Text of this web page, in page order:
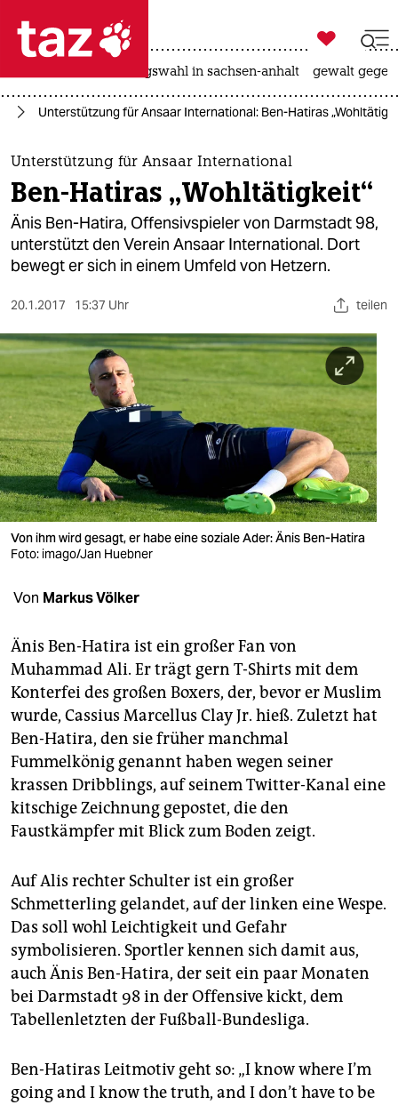
 taz zahl ich
taz zahl ich
themen
politik
öko
gesellschaft
sport
berlin
nord
wahrheit
verlag
verlag
veranstaltungen
fragen & hilfe
unterstützen
abo
genossenschaft
epaper login

taz zahl ich
landtagswahl in sachsen-anhalt gewalt
Unterstützung für Ansaar International: Ben-Hatiras
Unterstützung für Ansaar International
Ben-Hatiras „Wohltätigkeit“
Änis Ben-Hatira, Offensivspieler von Darmstadt 98,
unterstützt den Verein Ansaar International. Dort
bewegt er sich in einem Umfeld von Hetzern.
20.1.2017 15:37 Uhr teilen
Von ihm wird gesagt, er habe eine soziale Ader: Änis Ben-Hatira
Foto: imago/Jan Huebner
Von Markus Völker
Änis Ben-Hatira ist ein großer Fan von
Muhammad Ali. Er trägt gern T-Shirts mit dem
Konterfei des großen Boxers, der, bevor er Muslim
wurde, Cassius Marcellus Clay Jr. hieß. Zuletzt hat
Ben-Hatira, den sie früher manchmal
Fummelkönig genannt haben wegen seiner
krassen Dribblings, auf seinem Twitter-Kanal eine
kitschige Zeichnung gepostet, die den
Faustkämpfer mit Blick zum Boden zeigt.
Auf Alis rechter Schulter ist ein großer
Schmetterling gelandet, auf der linken eine Wespe.
Das soll wohl Leichtigkeit und Gefahr
symbolisieren. Sportler kennen sich damit aus,
auch Änis Ben-Hatira, der seit ein paar Monaten
bei Darmstadt 98 in der Offensive kickt, dem
Tabellenletzten der Fußball-Bundesliga.
Ben-Hatiras Leitmotiv geht so: „I know where I’m
going and I know the truth, and I don’t have to be